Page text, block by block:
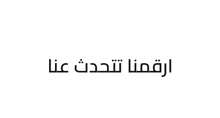
ارقمنا تتحدث عنا